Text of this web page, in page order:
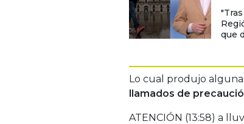
que
Lo cual produjo
llamados de
ATENCIÓN (13:58) a